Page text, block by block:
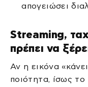
απογειώσει
Streaming,
πρέπει να
Αν η εικόνα
ποιότητα, ίσως